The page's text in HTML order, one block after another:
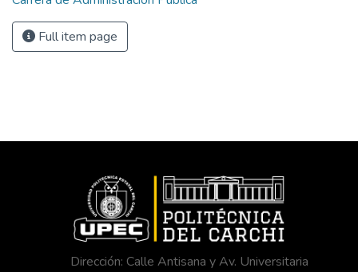
Full item page
Dirección: Calle Antisana y Av. Universitaria